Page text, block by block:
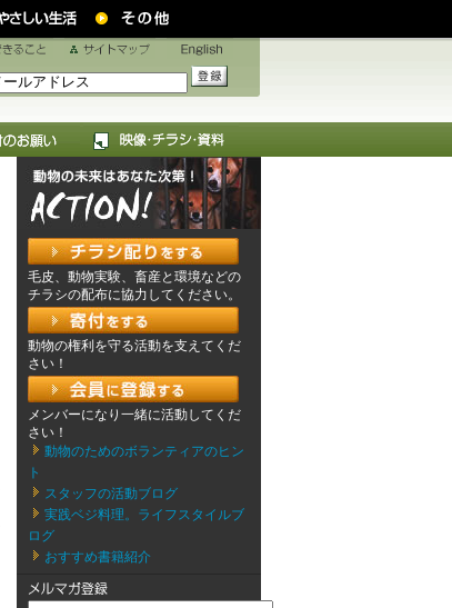
毛皮、動物実験、畜産と環境などの
チラシの配布に協力してください。
動物の権利を守る活動を支えてくだ
さい！
メンバーになり一緒に活動してくだ
さい！
動物のためのボランティアのヒン
ト
スタッフの活動ブログ
実践ベジ料理。ライフスタイルブ
ログ
おすすめ書籍紹介